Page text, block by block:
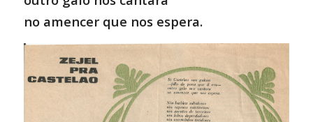
no amencer que nos espera.